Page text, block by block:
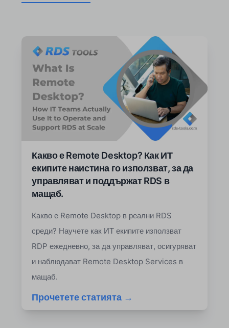
Какво е Remote Desktop? Как ИТ
екипите наистина го използват, за да
управляват и поддържат RDS в
мащаб.
Какво е Remote Desktop в реални RDS
среди? Научете как ИТ екипите използват
RDP ежедневно, за да управляват, осигуряват
и наблюдават Remote Desktop Services в
мащаб.
Прочетете статията →